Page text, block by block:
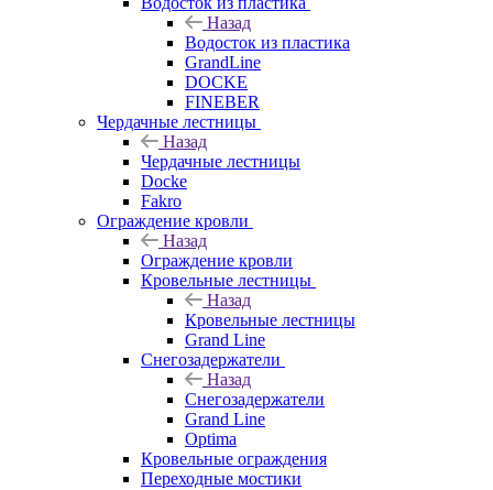
Назад
Водосток из пластика
GrandLine
DOCKE
FINEBER
Чердачные лестницы
Назад
Чердачные лестницы
Docke
Fakro
Ограждение кровли
Назад
Ограждение кровли
Кровельные лестницы
Назад
Кровельные лестницы
Grand Line
Снегозадержатели
Назад
Снегозадержатели
Grand Line
Optima
Кровельные ограждения
Переходные мостики